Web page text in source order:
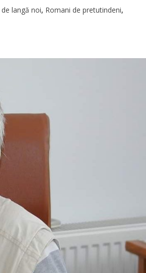
langă noi, Romani de pretutindeni,